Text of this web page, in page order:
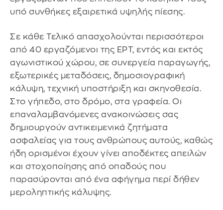
υπό συνθήκες εξαιρετικά υψηλής πίεσης.
Σε κάθε Τελικό απασχολούνται περισσότεροι
από 40 εργαζόμενοι της ΕΡΤ, εντός και εκτός
αγωνιστικού χώρου, σε συνεργεία παραγωγής,
εξωτερικές μεταδόσεις, δημοσιογραφική
κάλυψη, τεχνική υποστήριξη και σκηνοθεσία.
Στο γήπεδο, στο δρόμο, στα γραφεία. Οι
επαναλαμβανόμενες ανακοινώσεις σας
δημιουργούν αντικειμενικά ζητήματα
ασφαλείας για τους ανθρώπους αυτούς, καθώς
ήδη ορισμένοι έχουν γίνει αποδέκτες απειλών
και στοχοποίησης από οπαδούς που
παρασύρονται από ένα αφήγημα περί δήθεν
μεροληπτικής κάλυψης.